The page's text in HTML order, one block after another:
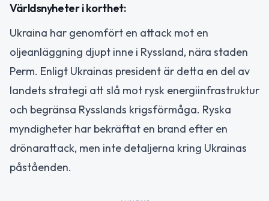
Världsnyheter i korthet:
Ukraina har genomfört en attack mot en
oljeanläggning djupt inne i Ryssland, nära staden
Perm. Enligt Ukrainas president är detta en del av
landets strategi att slå mot rysk energiinfrastruktur
och begränsa Rysslands krigsförmåga. Ryska
myndigheter har bekräftat en brand efter en
drönarattack, men inte detaljerna kring Ukrainas
påståenden.